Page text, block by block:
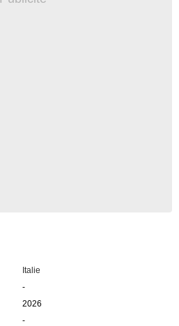
Italie
-
2026
-